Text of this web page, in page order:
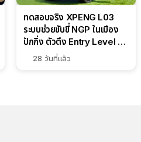
ทดสอบจริง XPENG L03
ระบบช่วยขับขี่ NGP ในเมือง
ปักกิ่ง ตัวตึง Entry Level ที่
ทำได้เกินตัว
28 วันที่แล้ว